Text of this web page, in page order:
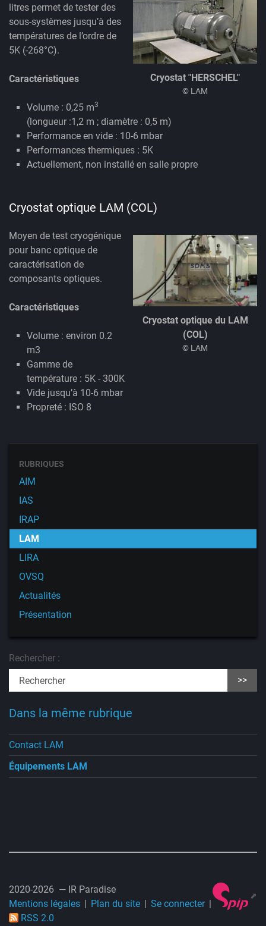
Cryostat "HERSCHEL"
© LAM
litres permet de tester des
sous-systèmes jusqu’à des
températures de l’ordre de
5K (-268°C).
Caractéristiques
Volume : 0,25 m3
(longueur :1,2 m ; diamètre : 0,5 m)
Performance en vide : 10-6 mbar
Performances thermiques : 5K
Actuellement, non installé en salle propre
Cryostat optique LAM (COL)
Cryostat optique du LAM
(COL)
© LAM
Moyen de test cryogénique
pour banc optique de
caractérisation de
composants optiques.
Caractéristiques
Volume : environ 0.2
m3
Gamme de
température : 5K - 300K
Vide jusqu’à 10-6 mbar
Propreté : ISO 8
RUBRIQUES
AIM
IAS
IRAP
LAM
LIRA
OVSQ
Actualités
Présentation
Rechercher :
>>
Dans la même rubrique
Contact LAM
Équipements LAM
2020-2026 — IR Paradise
Mentions légales
Plan du site
Se connecter
RSS 2.0